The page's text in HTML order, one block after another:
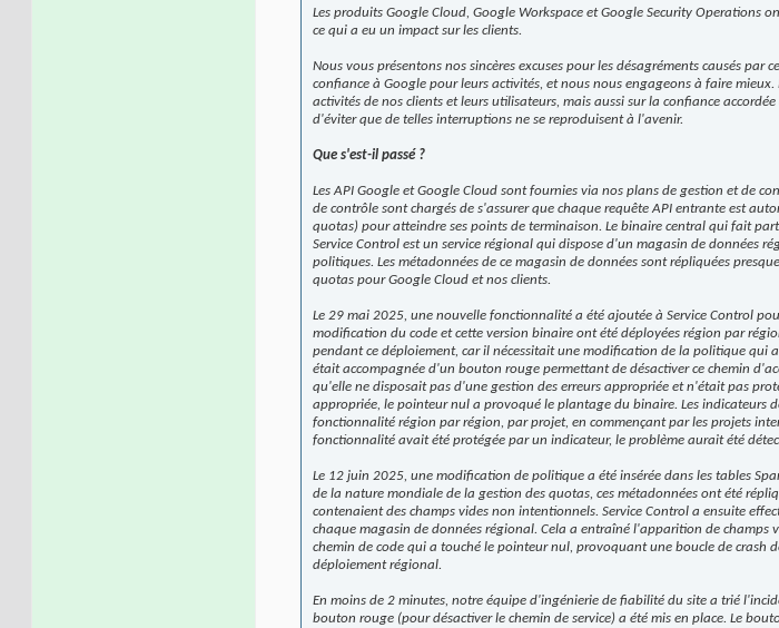
Les produits Google Cloud, Google Workspace et Google Security Operations
ce qui a eu un impact sur les clients.
Nous vous présentons nos sincères excuses pour les désagréments causés
confiance à Google pour leurs activités, et nous nous engageons à faire
activités de nos clients et leurs utilisateurs, mais aussi sur la confiance
d'éviter que de telles interruptions ne se reproduisent à l'avenir.
Que s'est-il passé ?
Les API Google et Google Cloud sont fournies via nos plans de gestion et de
de contrôle sont chargés de s'assurer que chaque requête API entrante est
quotas) pour atteindre ses points de terminaison. Le binaire central qui fait
Service Control est un service régional qui dispose d'un magasin de données
politiques. Les métadonnées de ce magasin de données sont répliquées
quotas pour Google Cloud et nos clients.
Le 29 mai 2025, une nouvelle fonctionnalité a été ajoutée à Service Control
modification du code et cette version binaire ont été déployées région par
pendant ce déploiement, car il nécessitait une modification de la politique qui
était accompagnée d'un bouton rouge permettant de désactiver ce chemin
qu'elle ne disposait pas d'une gestion des erreurs appropriée et n'était pas
appropriée, le pointeur nul a provoqué le plantage du binaire. Les indicateurs
fonctionnalité région par région, par projet, en commençant par les projets
fonctionnalité avait été protégée par un indicateur, le problème aurait été
Le 12 juin 2025, une modification de politique a été insérée dans les tables
de la nature mondiale de la gestion des quotas, ces métadonnées ont été
contenaient des champs vides non intentionnels. Service Control a ensuite
chaque magasin de données régional. Cela a entraîné l'apparition de champs
chemin de code qui a touché le pointeur nul, provoquant une boucle de crash
déploiement régional.
En moins de 2 minutes, notre équipe d'ingénierie de fiabilité du site a trié
bouton rouge (pour désactiver le chemin de service) a été mis en place. Le